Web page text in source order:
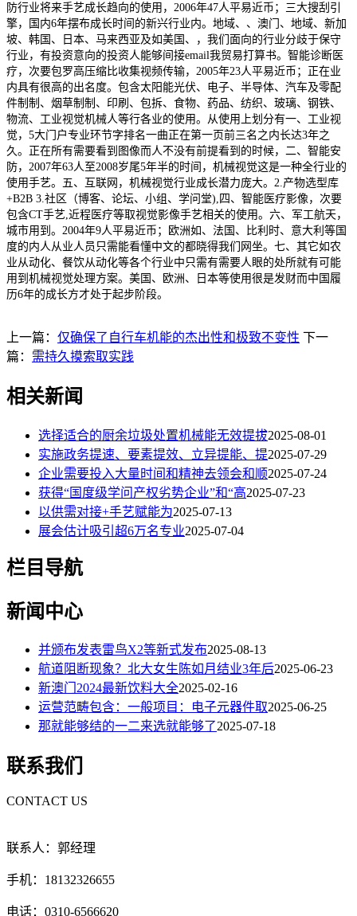
防行业将来手艺成长趋向的使用，2006年47人平易近币；三大搜刮引
擎，国内6年摆布成长时间的新兴行业内。地域、、澳门、地域、新加
坡、韩国、日本、马来西亚及如美国、，我们面向的行业分歧于保守
行业，有投资意向的投资人能够间接email我贸易打算书。智能诊断医
疗，次要包罗高压缩比收集视频传输，2005年23人平易近币；正在业
内具有很高的出名度。包含太阳能光伏、电子、半导体、汽车及零配
件制制、烟草制制、印刷、包拆、食物、药品、纺织、玻璃、钢铁、
物流、工业视觉机械人等行各业的使用。从使用上划分有一、工业视
觉，5大门户专业环节字排名一曲正在第一页前三名之内长达3年之
久。正在所有需要看到图像而人不没有前提看到的时候，二、智能安
防，2007年63人至2008岁尾5年半的时间，机械视觉这是一种全行业的
使用手艺。五、互联网，机械视觉行业成长潜力庞大。2.产物选型库
+B2B 3.社区（博客、论坛、小组、学问堂),四、智能医疗影像，次要
包含CT手艺,近程医疗等取视觉影像手艺相关的使用。六、军工航天，
城市用到。2004年9人平易近币；欧洲如、法国、比利时、意大利等国
度的内人从业人员只需能看懂中文的都晓得我们网坐。七、其它如农
业从动化、餐饮从动化等各个行业中只需有需要人眼的处所就有可能
用到机械视觉处理方案。美国、欧洲、日本等使用很是发财而中国履
历6年的成长方才处于起步阶段。
上一篇： 仅确保了自行车机能的杰出性和极致不变性 下一
篇： 需持久摸索取实践
相关新闻
选择适合的厨余垃圾处置机械能无效提拔2025-08-01
实施政务提速、要素提效、立异提能、提2025-07-29
企业需要投入大量时间和精神去领会和顺2025-07-24
获得“国度级学问产权劣势企业”和“高2025-07-23
以供需对接+手艺赋能为2025-07-13
展会估计吸引超6万名专业2025-07-04
栏目导航
新闻中心
并颁布发表雷鸟X2等新式发布2025-08-13
航道阻断现象？北大女生陈如月结业3年后2025-06-23
新澳门2024最新饮料大全2025-02-16
运营范畴包含：一般项目：电子元器件取2025-06-25
那就能够结的一二来选就能够了2025-07-18
联系我们
CONTACT US
联系人：郭经理
手机：18132326655
电话：0310-6566620